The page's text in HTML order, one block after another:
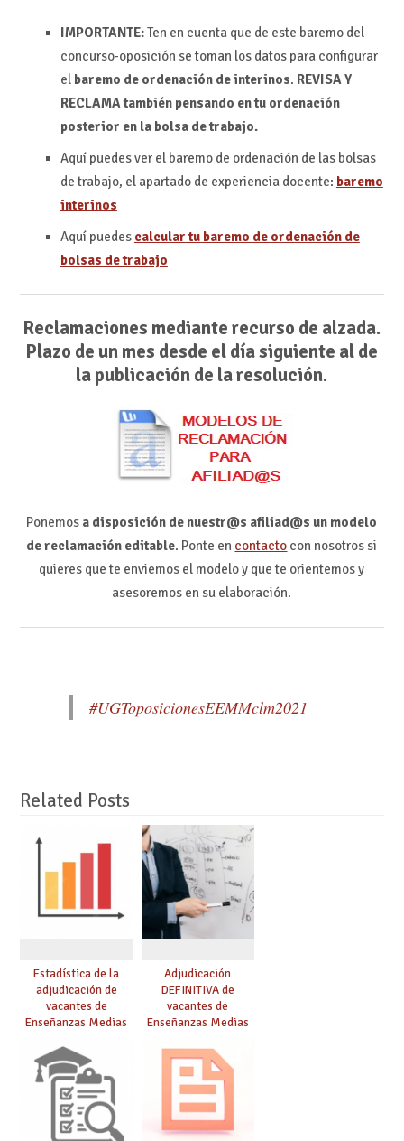
IMPORTANTE:Ten en cuenta que de este baremo del
concurso-oposición se toman los datos para configurar
elbaremo de ordenación de interinos. REVISA Y
RECLAMA también pensando en tu ordenación
posterior en la bolsa de trabajo.
Aquí puedes ver el baremo de ordenación de las bolsas
de trabajo, el apartado de experiencia docente: baremo
interinos
Aquí puedes calcular tu baremo de ordenación de
bolsas de trabajo
Reclamaciones mediante recurso de alzada.
Plazo de un mes desde el día siguiente al de
la publicación de la resolución.
Ponemos a disposición de nuestr@s afiliad@s un modelo
de reclamación editable. Ponte en contacto con nosotros si
quieres que te enviemos el modelo y que te orientemos y
asesoremos en su elaboración.
#UGToposicionesEEMMclm2021
Related Posts
Estadística de la
adjudicación de
vacantes de
Enseñanzas Medias
Adjudicación
DEFINITIVA de
vacantes de
Enseñanzas Medias